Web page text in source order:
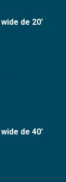
de 20′
de 40’